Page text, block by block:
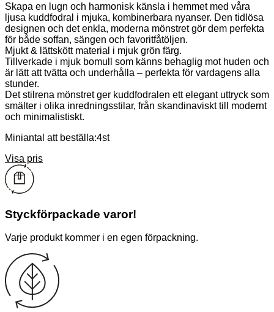
Skapa en lugn och harmonisk känsla i hemmet med våra
ljusa kuddfodral i mjuka, kombinerbara nyanser. Den tidlösa
designen och det enkla, moderna mönstret gör dem perfekta
för både soffan, sängen och favoritfåtöljen.
Mjukt & lättskött material i mjuk grön färg.
Tillverkade i mjuk bomull som känns behaglig mot huden och
är lätt att tvätta och underhålla – perfekta för vardagens alla
stunder.
Det stilrena mönstret ger kuddfodralen ett elegant uttryck som
smälter i olika inredningsstilar, från skandinaviskt till modernt
och minimalistiskt.
Miniantal att beställa:4st
Visa pris
Styckförpackade varor!
Varje produkt kommer i en egen förpackning.